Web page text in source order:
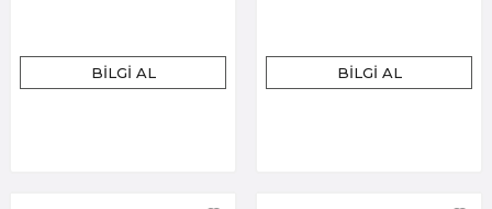
BILGI AL BILGI AL